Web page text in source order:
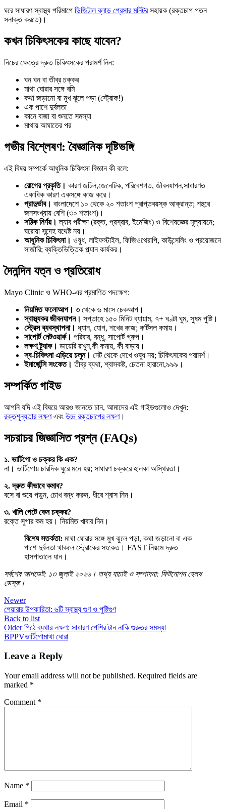
ঘরে সাধারণ স্বাস্থ্য পরিমাপে ডিজিটাল ব্লাড প্রেসার মনিটরসহায়ক (রক্তচাপ পতন
সনাক্ত করতে)।
কখন চিকিৎসকের কাছে যাবেন?
নিচের ক্ষেত্রে দ্রুত চিকিৎসকের পরামর্শ নিন:
ঘন ঘন বা তীব্র চক্কর
মাথা ঘোরার সঙ্গে বমি
কথা জড়ানো বা মুখ ঝুলে পড়া (স্ট্রোক!)
এক পাশে দুর্বলতা
কানে বাজা বা শুনতে সমস্যা
মাথায় আঘাতের পর
গভীর বিশ্লেষণ: বৈজ্ঞানিক দৃষ্টিভঙ্গি
এই বিষয় সম্পর্কে আধুনিক চিকিৎসা বিজ্ঞান কী বলে:
রোগের প্রকৃতি। কারণ জটিল,জেনেটিক, পরিবেশগত, জীবনযাপন,সাধারণত
একাধিক কারণ একসঙ্গে কাজ করে।
প্রাদুর্ভাব। বাংলাদেশে ১০ থেকে ২০ শতাংশ প্রাপ্তবয়স্ক আক্রান্ত; শহুরে
জনসংখ্যায় বেশি (৩০ শতাংশ)।
সঠিক নির্ণয়। ল্যাব পরীক্ষা (রক্ত, প্রস্রাব, ইমেজিং) ও বিশেষজ্ঞের মূল্যায়নে;
ঘরোয়া সন্দেহ যথেষ্ট নয়।
আধুনিক চিকিৎসা। ওষুধ, লাইফস্টাইল, ফিজিওথেরাপি, কাউন্সেলিং ও প্রয়োজনে
সার্জারি; ব্যক্তিভিত্তিক প্ল্যান কার্যকর।
দৈনন্দিন যত্ন ও প্রতিরোধ
Mayo Clinic ও WHO-এর প্রমাণিত পদক্ষেপ:
নিয়মিত ফলোআপ। ৩ থেকে ৬ মাসে চেকআপ।
স্বাস্থ্যকর জীবনযাপন। সপ্তাহে ১৫০ মিনিট ব্যায়াম, ৭+ ঘণ্টা ঘুম, সুষম পুষ্টি।
স্ট্রেস ব্যবস্থাপনা। ধ্যান, যোগ, শখের কাজ; কর্টিসল কমায়।
সাপোর্ট নেটওয়ার্ক। পরিবার, বন্ধু, সাপোর্ট গ্রুপ।
লক্ষণ ট্র্যাক। ডায়েরি রাখুন,কী কমায়, কী বাড়ায়।
স্ব-চিকিৎসা এড়িয়ে চলুন। নেট থেকে দেখে ওষুধ নয়; চিকিৎসকের পরামর্শ।
ইমার্জেন্সি সংকেত। তীব্র ব্যথা, শ্বাসকষ্ট, চেতনা হারানো,৯৯৯।
সম্পর্কিত গাইড
আপনি যদি এই বিষয়ে আরও জানতে চান, আমাদের এই গাইডগুলোও দেখুন:
রক্তশূন্যতার লক্ষণএবং উচ্চ রক্তচাপের লক্ষণ।
সচরাচর জিজ্ঞাসিত প্রশ্ন (FAQs)
১. ভার্টিগো ও চক্কর কি এক?
না। ভার্টিগোয় চারদিক ঘুরে মনে হয়; সাধারণ চক্করে হালকা অস্থিরতা।
২. দ্রুত কীভাবে কমাব?
বসে বা শুয়ে পড়ুন, চোখ বন্ধ করুন, ধীরে শ্বাস নিন।
৩. খালি পেটে কেন চক্কর?
রক্তে সুগার কম হয়। নিয়মিত খাবার নিন।
বিশেষ সতর্কতা: মাথা ঘোরার সঙ্গে মুখ ঝুলে পড়া, কথা জড়ানো বা এক
পাশে দুর্বলতা থাকলে স্ট্রোকের সংকেত। FAST নিয়মে দ্রুত
হাসপাতালে যান।
সর্বশেষ আপডেট: ১৩ জুলাই ২০২৬। তথ্য যাচাই ও সম্পাদনা: ফিটনোশন হেলথ
ডেস্ক।
Newer
পেয়ারার উপকারিতা: ৬টি স্বাস্থ্য গুণ ও পুষ্টিগুণ
Back to list
Older পিঠে ব্যথার লক্ষণ: সাধারণ পেশির টান নাকি গুরুতর সমস্যা
BPPVভার্টিগোমাথা ঘোরা
Leave a Reply
Your email address will not be published. Required fields are
marked *
Comment *
Name *
Email *